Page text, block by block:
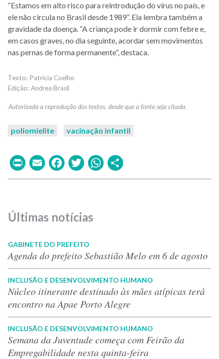
“Estamos em alto risco para reintrodução do vírus no país, e
ele não circula no Brasil desde 1989”. Ela lembra também a
gravidade da doença. “A criança pode ir dormir com febre e,
em casos graves, no dia seguinte, acordar sem movimentos
nas pernas de forma permanente”, destaca.
Patrícia Coelho
Andrea Brasil
poliomielite vacinação infantil
PrintEmailFacebook
TwitterWhatsApp
Últimas notícias
GABINETE DO PREFEITO
Agenda do prefeito Sebastião Melo em 6 de agosto
INCLUSÃO E DESENVOLVIMENTO HUMANO
Núcleo itinerante destinado às mães atípicas terá
encontro na Apae Porto Alegre
INCLUSÃO E DESENVOLVIMENTO HUMANO
Semana da Juventude começa com Feirão da
Empregabilidade nesta quinta-feira